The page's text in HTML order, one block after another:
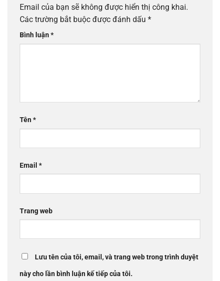
Email của bạn sẽ không được hiển thị công khai.
Các trường bắt buộc được đánh dấu *
Bình luận*
Tên*
Email *
Trang web
Lưu tên của tôi, email, và trang web trong trình duyệt
này cho lần bình luận kế tiếp của tôi.